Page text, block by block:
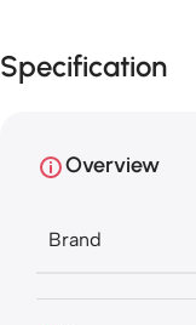
Specification
Overview
Brand